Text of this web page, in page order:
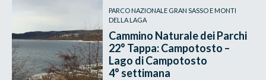
PARCO NAZIONALE GRAN SASSO E MONTI
DELLA LAGA
Cammino Naturale dei Parchi
22° Tappa: Campotosto –
Lago di Campotosto
4° settimana